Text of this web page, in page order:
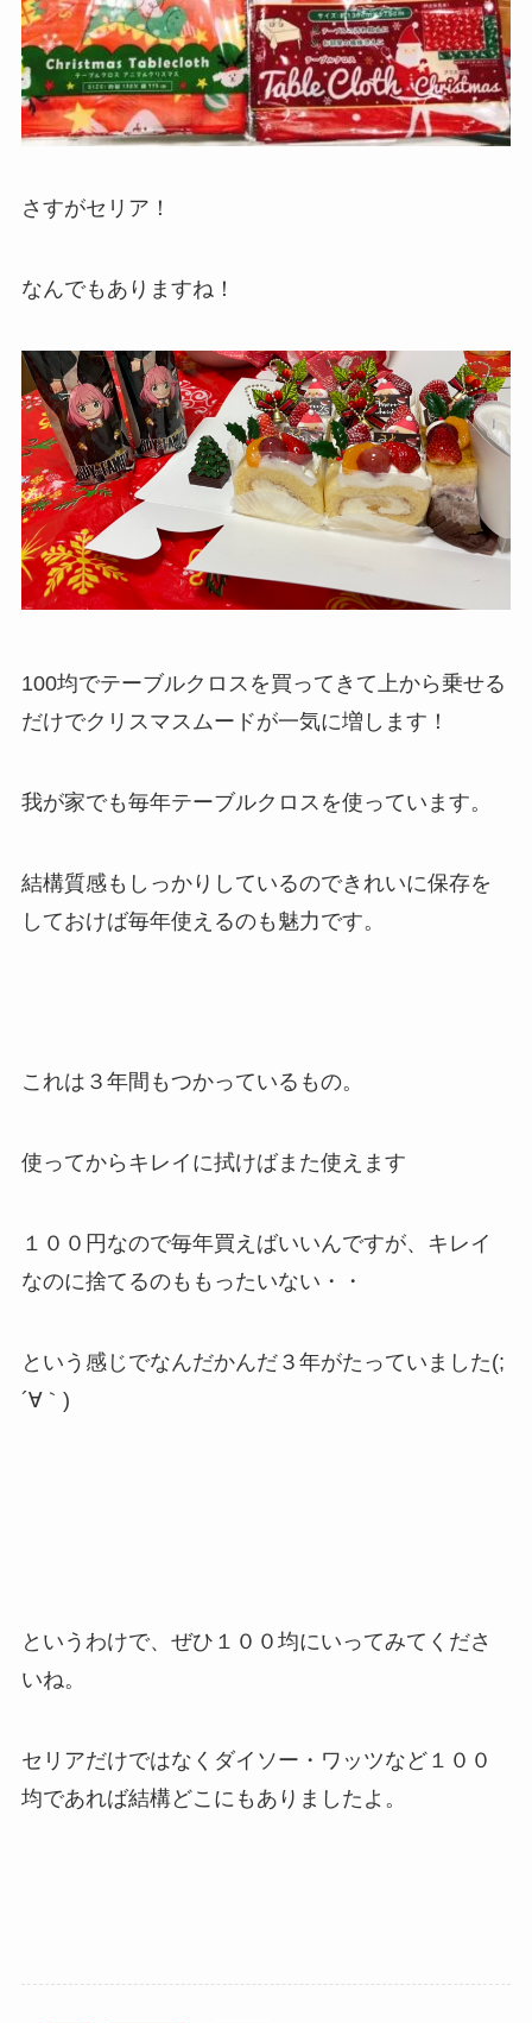
さすがセリア！
なんでもありますね！
100均でテーブルクロスを買ってきて上から乗せる
だけでクリスマスムードが一気に増します！
我が家でも毎年テーブルクロスを使っています。
結構質感もしっかりしているのできれいに保存を
しておけば毎年使えるのも魅力です。
これは３年間もつかっているもの。
使ってからキレイに拭けばまた使えます
１００円なので毎年買えばいいんですが、キレイ
なのに捨てるのももったいない・・
という感じでなんだかんだ３年がたっていました(;
´∀｀)
というわけで、ぜひ１００均にいってみてくださ
いね。
セリアだけではなくダイソー・ワッツなど１００
均であれば結構どこにもありましたよ。